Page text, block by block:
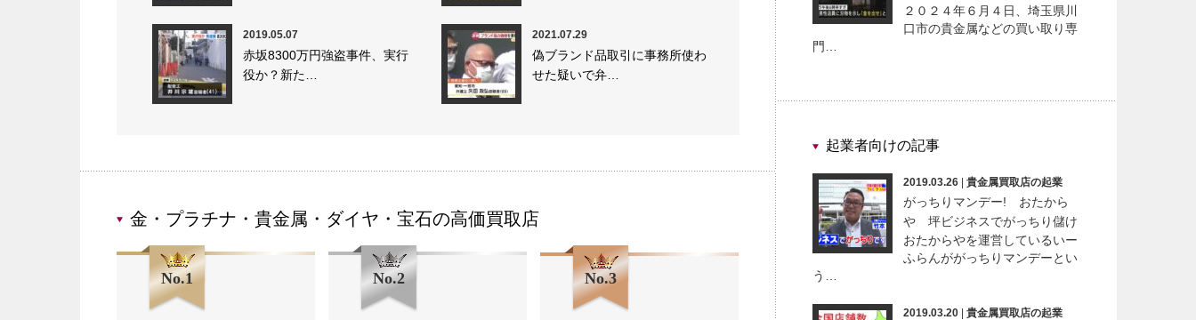
2019.05.07
赤坂8300万円強盗事件、実行
役か？新た…
2021.07.29
偽ブランド品取引に事務所使わ
せた疑いで弁…
金・プラチナ・貴金属・ダイヤ・宝石の高価買取店
No.1 No.2 No.3
２０２４年６月４日、埼玉県川
口市の貴金属などの買い取り専
門…
起業者向けの記事
2019.03.26 貴金属買取店の起業
がっちりマンデー! おたから
や 坪ビジネスでがっちり儲け
おたからやを運営しているいー
ふらんががっちりマンデーとい
う…
2019.03.20 貴金属買取店の起業